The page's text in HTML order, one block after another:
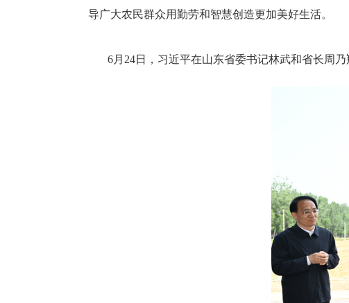
导广大农民群众用勤劳和智慧创造更加美好生活。
6月24日，习近平在山东省委书记林武和省长周